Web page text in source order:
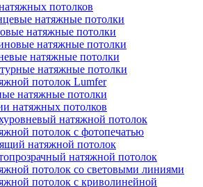
потолков
натяжные потолки
натяжные потолки
натяжные потолки
натяжные потолки
натяжные потолки
потолок Lumfer
натяжные потолки
натяжных потолков
натяжной потолок
потолок с фотопечатью
натяжной потолок
натяжной потолок
потолок со световыми линиями
потолок с криволинейной